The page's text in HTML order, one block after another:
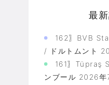
最
162〗BVB
/ ドルトムント
161〗Tüpraş
ンブール 2026年